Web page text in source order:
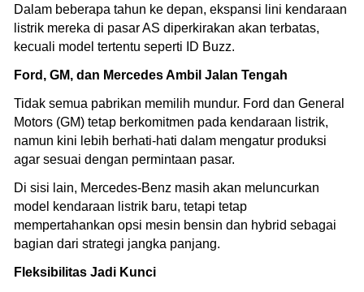
Dalam beberapa tahun ke depan, ekspansi lini kendaraan
listrik mereka di pasar AS diperkirakan akan terbatas,
kecuali model tertentu seperti ID Buzz.
Ford, GM, dan Mercedes Ambil Jalan Tengah
Tidak semua pabrikan memilih mundur. Ford dan General
Motors (GM) tetap berkomitmen pada kendaraan listrik,
namun kini lebih berhati-hati dalam mengatur produksi
agar sesuai dengan permintaan pasar.
Di sisi lain, Mercedes-Benz masih akan meluncurkan
model kendaraan listrik baru, tetapi tetap
mempertahankan opsi mesin bensin dan hybrid sebagai
bagian dari strategi jangka panjang.
Fleksibilitas Jadi Kunci